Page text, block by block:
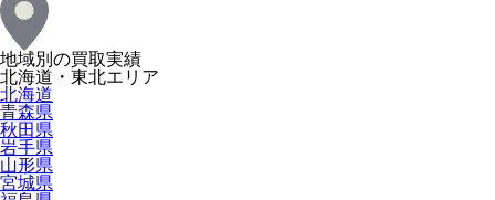
地域別の買取実績
北海道・東北エリア
北海道
青森県
秋田県
岩手県
山形県
宮城県